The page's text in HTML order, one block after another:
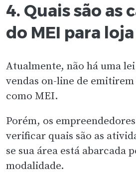
4. Quais são as
do MEI para
Atualmente, não há uma
vendas on-line de emitirem
como MEI.
Porém, os
verificar quais são as
se sua área está abarcada
modalidade.